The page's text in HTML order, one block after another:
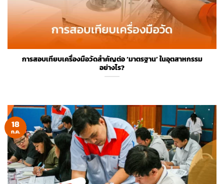
การสอบเทียบเครื่องมือวัดสำคัญต่อ ‘มาตรฐาน’ ในอุตสาหกรรม
อย่างไร?
18
ก.ค.